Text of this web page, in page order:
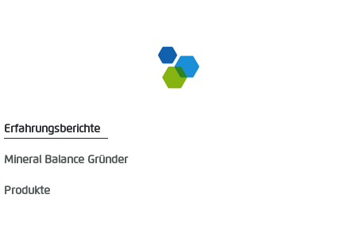
Erfahrungsberichte
Mineral Balance Gründer
Produkte